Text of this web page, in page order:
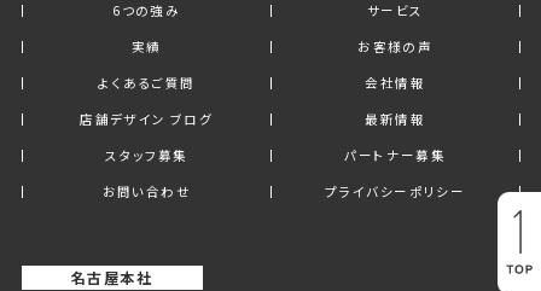
6つの強み
サービス
実績
お客様の声
よくあるご質問
会社情報
店舗デザイン ブログ
最新情報
スタッフ募集
パートナー募集
お問い合わせ
プライバシーポリシー
名古屋本社